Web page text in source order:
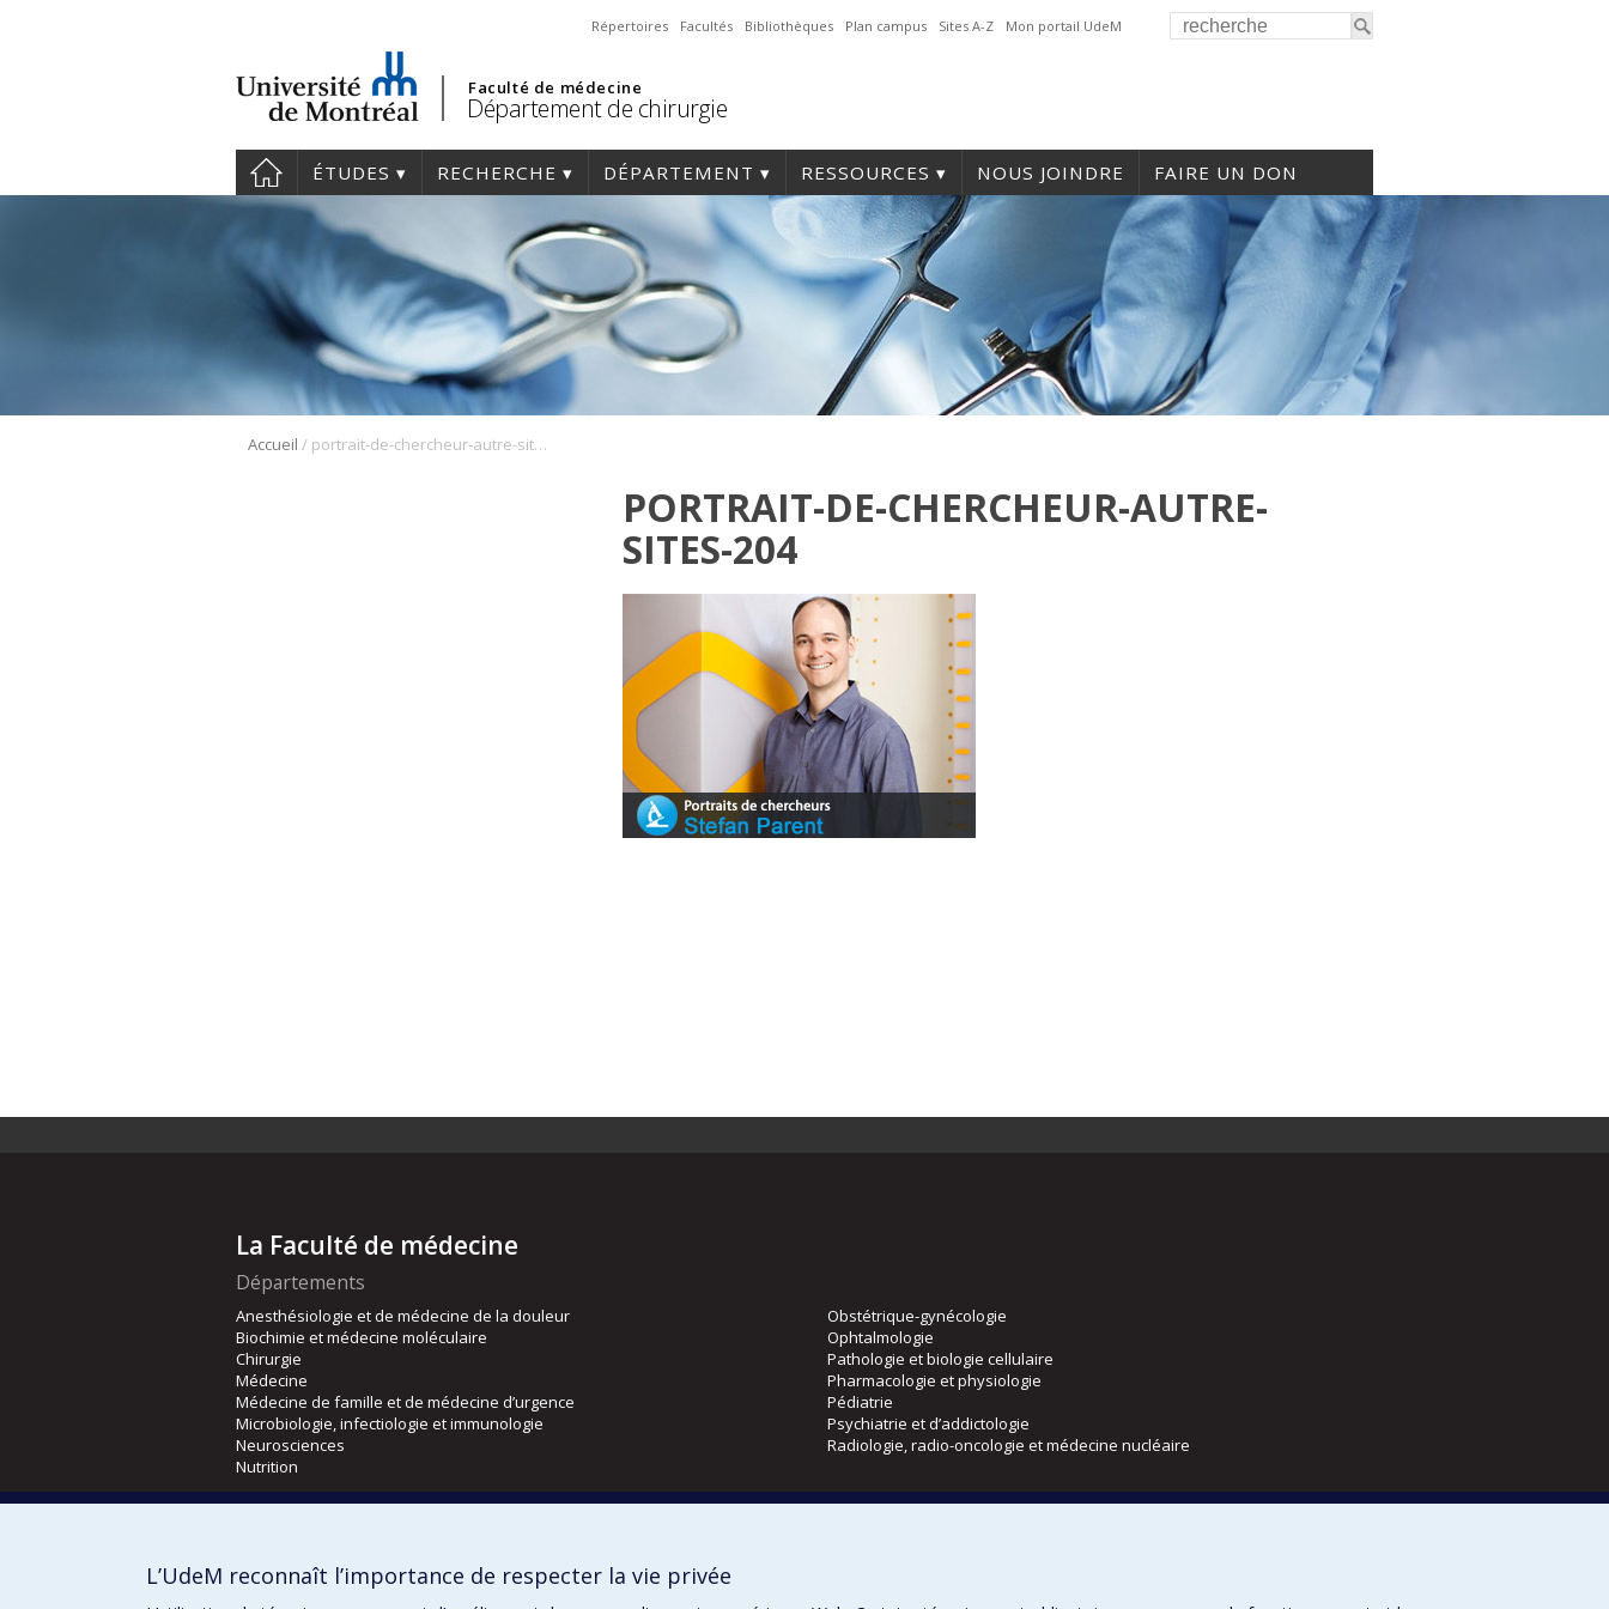
Répertoires Facultés Bibliothèques Plan campus Sites A-Z Mon portail UdeM
Faculté de médecine
Département de chirurgie
ÉTUDES RECHERCHE DÉPARTEMENT RESSOURCES NOUS JOINDRE FAIRE UN DON
Accueil / portrait-de-chercheur-autre-sites-204
PORTRAIT-DE-CHERCHEUR-AUTRE-
SITES-204
La Faculté de médecine
Départements
Anesthésiologie et de médecine de la douleur
Biochimie et médecine moléculaire
Chirurgie
Médecine
Médecine de famille et de médecine d’urgence
Microbiologie, infectiologie et immunologie
Neurosciences
Nutrition
Obstétrique-gynécologie
Ophtalmologie
Pathologie et biologie cellulaire
Pharmacologie et physiologie
Pédiatrie
Psychiatrie et d’addictologie
Radiologie, radio-oncologie et médecine nucléaire
Orthophonie et audiologie
L’UdeM reconnaît l’importance de respecter la vie privée